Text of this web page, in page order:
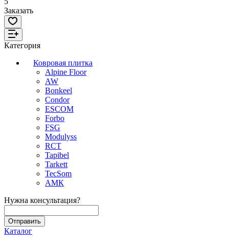
Заказать
Категория
Ковровая плитка
Alpine Floor
AW
Bonkeel
Condor
ESCOM
Forbo
FSG
Modulyss
RCT
Tapibel
Tarkett
TecSom
АМК
Нужна консультация?
Каталог